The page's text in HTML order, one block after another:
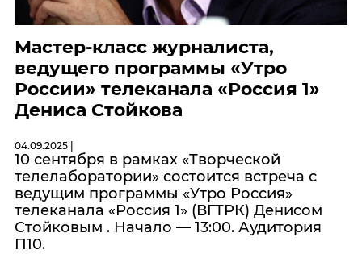
Мастер-класс журналиста,
ведущего программы «Утро
России» телеканала «Россия 1»
Дениса Стойкова
04.09.2025 |
10 сентября в рамках «Творческой
телелаборатории» состоится встреча с
ведущим программы «Утро Россия»
телеканала «Россия 1» (ВГТРК) Денисом
Стойковым . Начало — 13:00. Аудитория
П10.